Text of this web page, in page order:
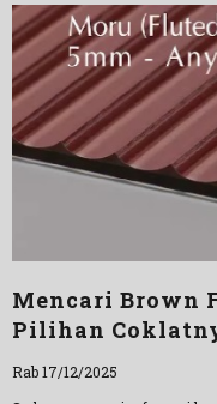
Mencari Brown
Pilihan
Rab 17/12/2025